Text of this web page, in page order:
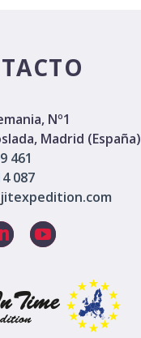
Nº1
Madrid (España)
461
087